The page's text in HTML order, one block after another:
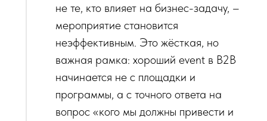
не те, кто влияет на бизнес-задачу, –
мероприятие становится
неэффективным. Это жёсткая, но
важная рамка: хороший event в B2B
начинается не с площадки и
программы, а с точного ответа на
вопрос «кого мы должны привести и